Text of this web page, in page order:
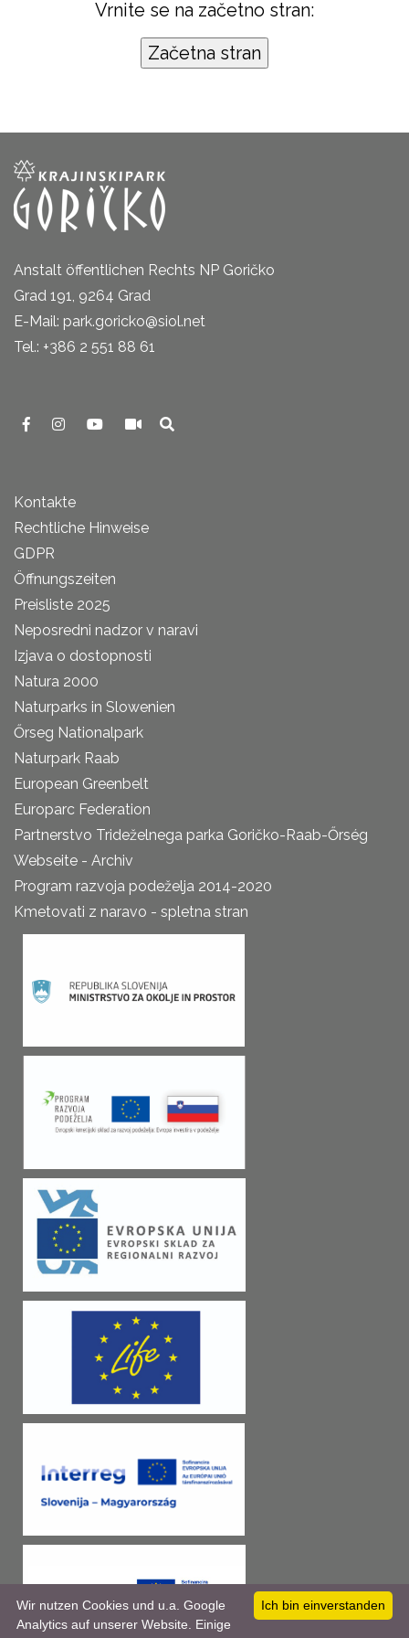
Vrnite se na začetno stran:
Anstalt öffentlichen Rechts NP Goričko
Grad 191, 9264 Grad
E-Mail: park.goricko@siol.net
Tel.: +386 2 551 88 61
Kontakte
Rechtliche Hinweise
GDPR
Öffnungszeiten
Preisliste 2025
Neposredni nadzor v naravi
Izjava o dostopnosti
Natura 2000
Naturparks in Slowenien
Őrseg Nationalpark
Naturpark Raab
European Greenbelt
Europarc Federation
Partnerstvo Trideželnega parka Goričko-Raab-Őrség
Webseite - Archiv
Program razvoja podeželja 2014-2020
Kmetovati z naravo - spletna stran
Ich bin einverstanden
Wir nutzen Cookies und u.a. Google
Analytics auf unserer Website. Einige